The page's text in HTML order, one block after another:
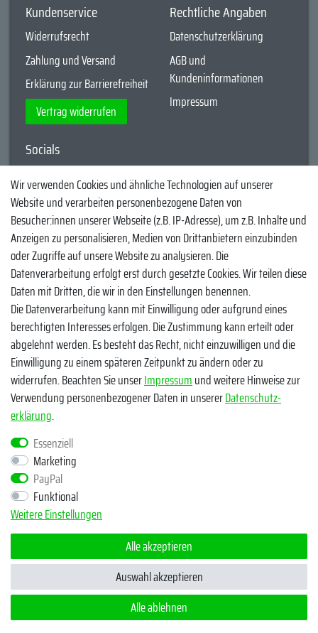
Kundenservice
Widerrufsrecht
Zahlung und Versand
Erklärung zur Barrierefreiheit
Vertrag widerrufen
Rechtliche Angaben
Datenschutzerklärung
AGB und
Kundeninformationen
Impressum
Socials
YouTube
Facebook
Instagram
TikTok
Zahlungsmethoden
Egal ob Barsch, Hecht, Zander und Co. - Riverfighters ist der
Shop für Raubfischangler - Von Anglern für Angler
* Alle Preise inklusive MwSt. zzgl. Versandkosten
** Bei Variantenartikeln mit unterschiedlichen Preisen pro Variante
bezieht sich die angegebene UVP auf die Variante mit dem
niedrigsten Preis. Die UVP zu den weiteren Varianten wird bei Klick
auf die jeweilige Variante angezeigt.
© Copyright 2026 | Alle Rechte vorbehalten - Riverfighters UG
Wir verwenden Cookies und ähnliche Technologien auf unserer
Website und verarbeiten personenbezogene Daten von
Besucher:innen unserer Webseite (z.B. IP-Adresse), um z.B. Inhalte und
Anzeigen zu personalisieren, Medien von Drittanbietern einzubinden
oder Zugriffe auf unsere Website zu analysieren. Die
Datenverarbeitung erfolgt erst durch gesetzte Cookies. Wir teilen diese
Daten mit Dritten, die wir in den Einstellungen benennen.
Die Datenverarbeitung kann mit Einwilligung oder aufgrund eines
berechtigten Interesses erfolgen. Die Zustimmung kann erteilt oder
abgelehnt werden. Es besteht das Recht, nicht einzuwilligen und die
Einwilligung zu einem späteren Zeitpunkt zu ändern oder zu
widerrufen. Beachten Sie unserImpressumund weitere Hinweise zur
Verwendung personenbezogener Daten in unsererDaten­schutz­
erklärung.
Essenziell
Marketing
PayPal
Funktional
Weitere Einstellungen
Alle akzeptieren
Alle ablehnen
Auswahl akzeptieren